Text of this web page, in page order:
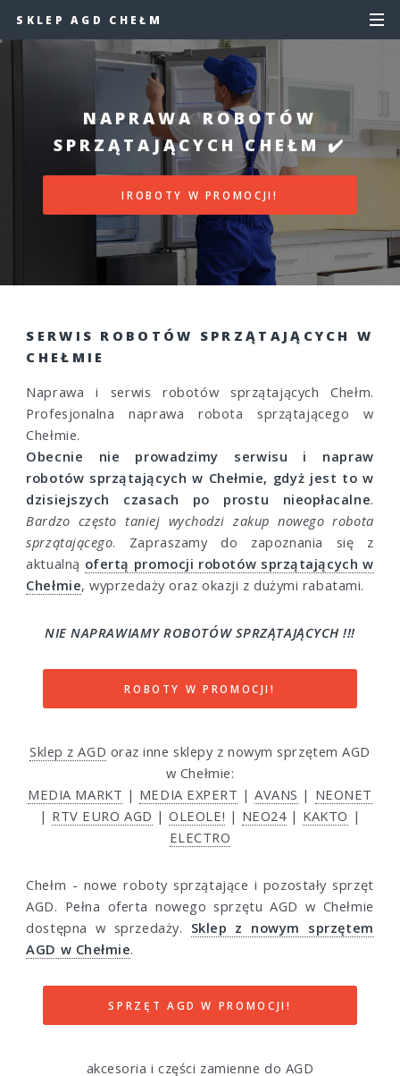
SKLEP AGD CHEŁM
NAPRAWA ROBOTÓW
SPRZĄTAJĄCYCH CHEŁM ✔️
IROBOTY W PROMOCJI!
SERWIS ROBOTÓW SPRZĄTAJĄCYCH W
CHEŁMIE
Naprawa i serwis robotów sprzątających Chełm.
Profesjonalna naprawa robota sprzątającego w
Chełmie.
Obecnie nie prowadzimy serwisu i napraw
robotów sprzątających w Chełmie, gdyż jest to w
dzisiejszych czasach po prostu nieopłacalne.
Bardzo często taniej wychodzi zakup nowego robota
sprzątającego. Zapraszamy do zapoznania się z
aktualną ofertą promocji robotów sprzątających w
Chełmie, wyprzedaży oraz okazji z dużymi rabatami.
NIE NAPRAWIAMY ROBOTÓW SPRZĄTAJĄCYCH !!!
ROBOTY W PROMOCJI!
Sklep z AGD oraz inne sklepy z nowym sprzętem AGD
w Chełmie:
MEDIA MARKT | MEDIA EXPERT |AVANS | NEONET
| RTV EURO AGD |OLEOLE! | NEO24| KAKTO |
ELECTRO
Chełm - nowe roboty sprzątające i pozostały sprzęt
AGD. Pełna oferta nowego sprzętu AGD w Chełmie
dostępna w sprzedaży. Sklep z nowym sprzętem
AGD w Chełmie.
SPRZĘT AGD W PROMOCJI!
akcesoria i części zamienne do AGD